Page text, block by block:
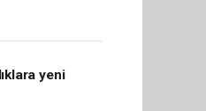
yeni